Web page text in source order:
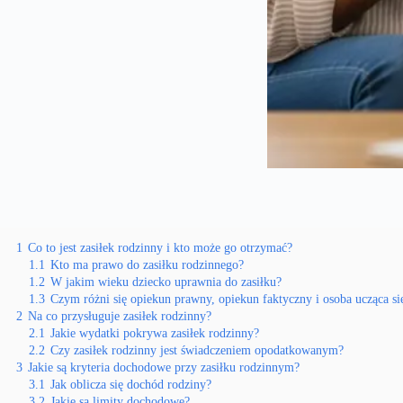
1 Co to jest zasiłek rodzinny i kto może go otrzymać?
1.1 Kto ma prawo do zasiłku rodzinnego?
1.2 W jakim wieku dziecko uprawnia do zasiłku?
1.3 Czym różni się opiekun prawny, opiekun faktyczny i osoba ucząca
2 Na co przysługuje zasiłek rodzinny?
2.1 Jakie wydatki pokrywa zasiłek rodzinny?
2.2 Czy zasiłek rodzinny jest świadczeniem opodatkowanym?
3 Jakie są kryteria dochodowe przy zasiłku rodzinnym?
3.1 Jak oblicza się dochód rodziny?